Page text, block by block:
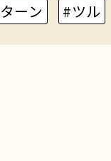
ーン #ツル